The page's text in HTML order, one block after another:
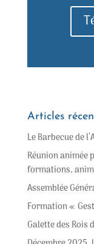
Articles
Le Barbecue de
Réunion animée
formations,
Assemblée
Formation «
Galette des Rois